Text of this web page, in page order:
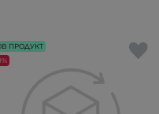
ПРОДУКТ